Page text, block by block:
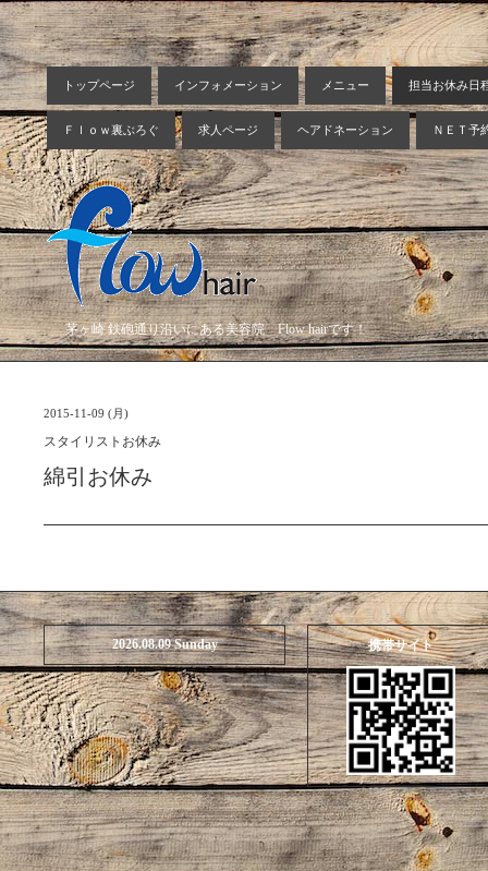
トップページ インフォメーション メニュー 担当お休み日
Ｆｌｏｗ裏ぶろぐ 求人ページ ヘアドネーション ＮＥＴ予
茅ヶ崎 鉄砲通り沿いにある美容院 Flow hairです！
2015-11-09 (月)
スタイリストお休み
綿引お休み
2026.08.09 Sunday 携帯サイト